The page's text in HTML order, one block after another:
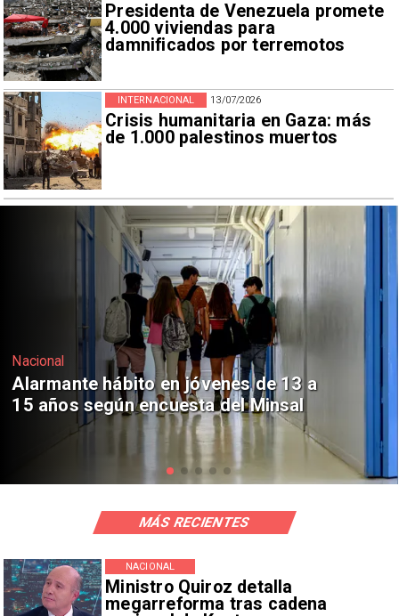
Presidenta de Venezuela promete
4.000 viviendas para
damnificados por terremotos
13/07/2026
Crisis humanitaria en Gaza: más
de 1.000 palestinos muertos
INTERNACIONAL
Regiones
Aprueban creación del Parque
Sebastián Piñera con inversión de $4
mil millones
Ministro Quiroz detalla
megarreforma tras cadena
NACIONAL
MÁS RECIENTES